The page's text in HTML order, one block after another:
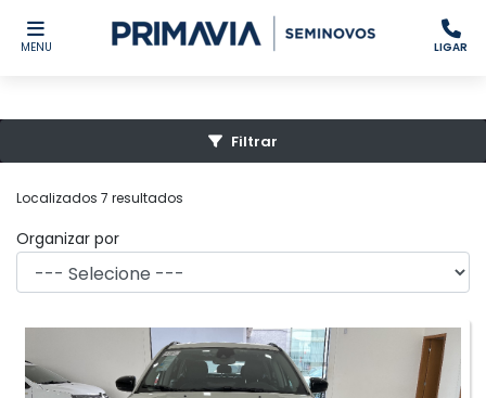
MENU LIGAR
Localizados 7 resultados
Filtrar
Organizar por